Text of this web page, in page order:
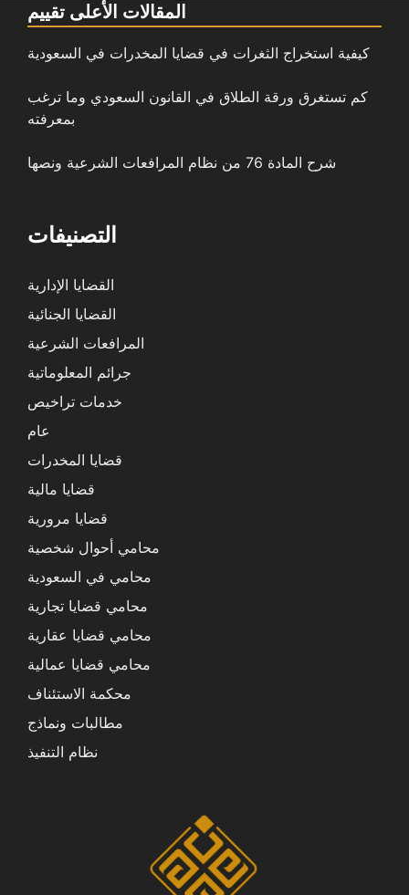
المقالات الأعلى تقييم
كيفية استخراج الثغرات في قضايا المخدرات في السعودية
كم تستغرق ورقة الطلاق في القانون السعودي وما ترغب
بمعرفته
شرح المادة 76 من نظام المرافعات الشرعية ونصها
التصنيفات
القضايا الإدارية
القضايا الجنائية
المرافعات الشرعية
جرائم المعلوماتية
خدمات تراخيص
عام
قضايا المخدرات
قضايا مالية
قضايا مرورية
محامي أحوال شخصية
محامي في السعودية
محامي قضايا تجارية
محامي قضايا عقارية
محامي قضايا عمالية
محكمة الاستئناف
مطالبات ونماذج
نظام التنفيذ